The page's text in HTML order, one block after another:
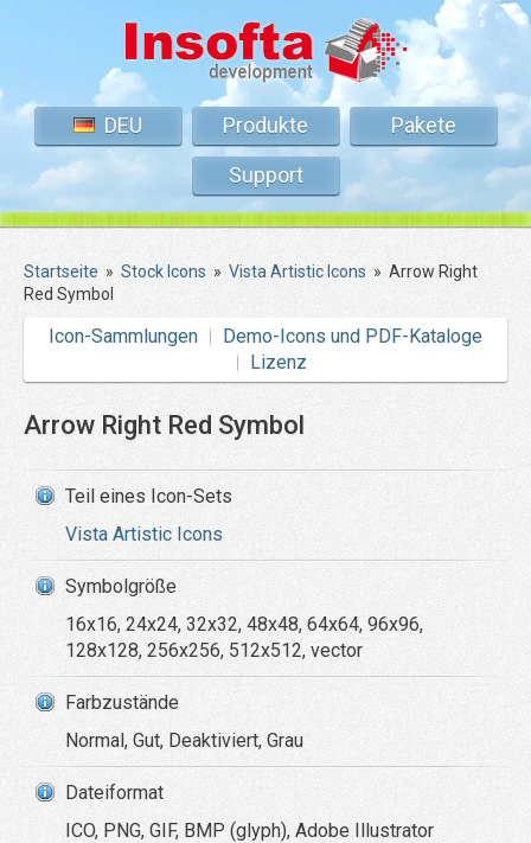
DEU Produkte
Pakete
Support
Startseite » Stock Icons » Vista Artistic Icons » Arrow Right
Red Symbol
Icon-Sammlungen
Demo-Icons und PDF-Kataloge
Lizenz
Arrow Right Red Symbol
Teil eines Icon-Sets
Vista Artistic Icons
Symbolgröße
16x16, 24x24, 32x32, 48x48, 64x64, 96x96,
128x128, 256x256, 512x512, vector
Farbzustände
Normal, Gut, Deaktiviert, Grau
Dateiformat
ICO, PNG, GIF, BMP (glyph), Adobe Illustrator